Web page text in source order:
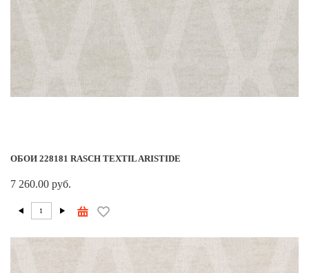
ОБОИ 228181 RASCH TEXTIL ARISTIDE
7 260.00 руб.